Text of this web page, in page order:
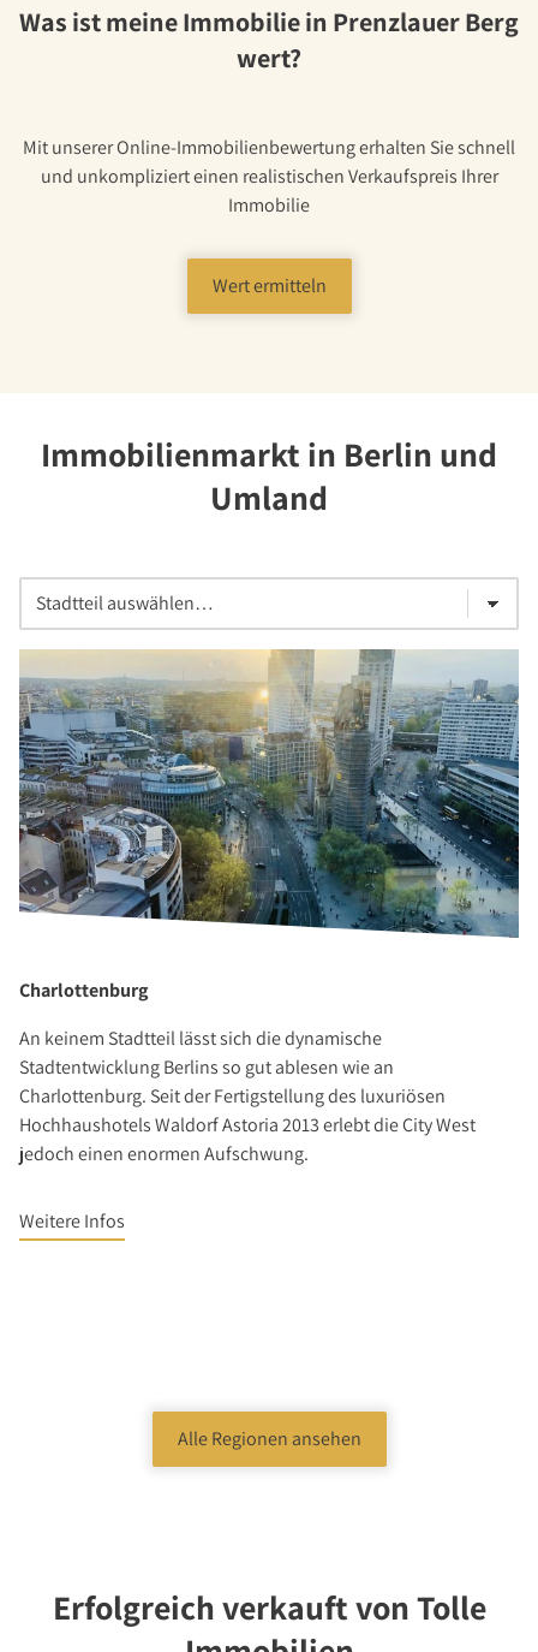
Was ist meine Immobilie in Prenzlauer Berg
wert?
Mit unserer Online-Immobilienbewertung erhalten Sie schnell
und unkompliziert einen realistischen Verkaufspreis Ihrer
Immobilie
Wert ermitteln
Immobilienmarkt in Berlin und
Umland
Charlottenburg
An keinem Stadtteil lässt sich die dynamische
Stadtentwicklung Berlins so gut ablesen wie an
Charlottenburg. Seit der Fertigstellung des luxuriösen
Hochhaushotels Waldorf Astoria 2013 erlebt die City West
jedoch einen enormen Aufschwung.
Weitere Infos
Alle Regionen ansehen
Erfolgreich verkauft von Tolle